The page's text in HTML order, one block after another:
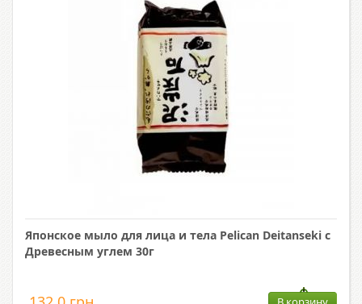
Японское мыло для лица и тела Pelican Deitanseki с
Древесным углем 30г